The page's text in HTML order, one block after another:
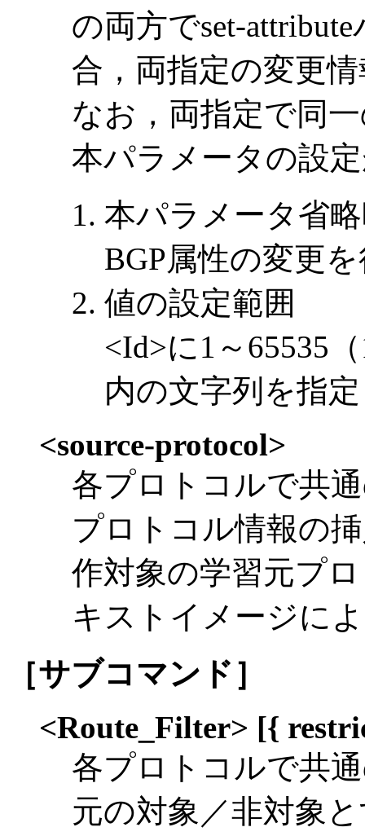
の両方でset-
合，両指定の変更
なお，両指定で同
本パラメータの設
本パラメータ省
BGP属性の変更
値の設定範囲
<Id>に1～65535
内の文字列を指
<source-protocol>
各プロトコルで共
プロトコル情報の
作対象の学習元プ
キストイメージに
［サブコマンド］
<Route_Filter> [{
各プロトコルで共
元の対象／非対象